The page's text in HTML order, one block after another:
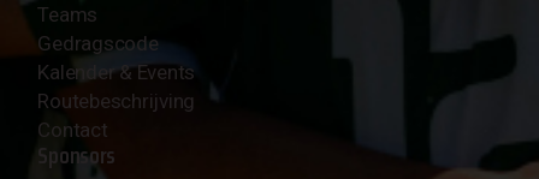
Teams
Gedragscode
Kalender & Events
Routebeschrijving
Contact
Sponsors